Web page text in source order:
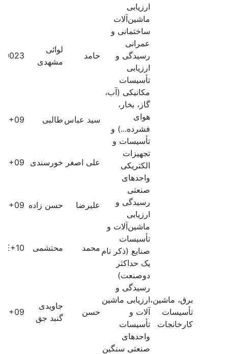
برق، ماشین،
تأسیسات
کارخانجات
ارزیابی
ماشین‌آلات
ساختمانی و
عمرانی
رسیدگی و
ارزیابی
تأسیسات
مکانیکی (آب،
گاز، بخار،
هوای
فشرده...) و
تأسیسات و
تجهیزات
الکتریکی
واحدهای
صنعتی
رسیدگی و
ارزیابی
ماشین‌آلات و
تأسیسات
صنایع (ذکر نام
یک حداکثر
دوصنعت)
رسیدگی و
ارزیابی ماشین
آلات و
تأسیسات
واحدهای
صنعتی سنگین
حامد
لوائی
مشهدی
سید عباس طالبی
علی اصغر خورسندی
علیرضا حسن زاده
محمد محتشمی
حسن
جاویدی
گنبد جق